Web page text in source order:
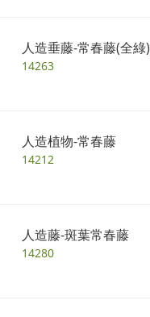
人造垂藤-常春藤(全綠)
14263
人造植物-常春藤
14212
人造藤-斑葉常春藤
14280